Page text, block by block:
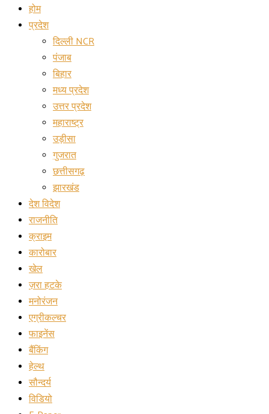
होम
प्रदेश
दिल्ली NCR
पंजाब
बिहार
मध्य प्रदेश
उत्तर प्रदेश
महाराष्ट्र
उड़ीसा
गुजरात
छत्तीसगढ़
झारखंड
देश विदेश
राजनीति
क्राइम
कारोबार
खेल
ज़रा हटके
मनोरंजन
एग्रीकल्चर
फाइनेंस
बैंकिंग
हेल्थ
सौन्दर्य
विडियो